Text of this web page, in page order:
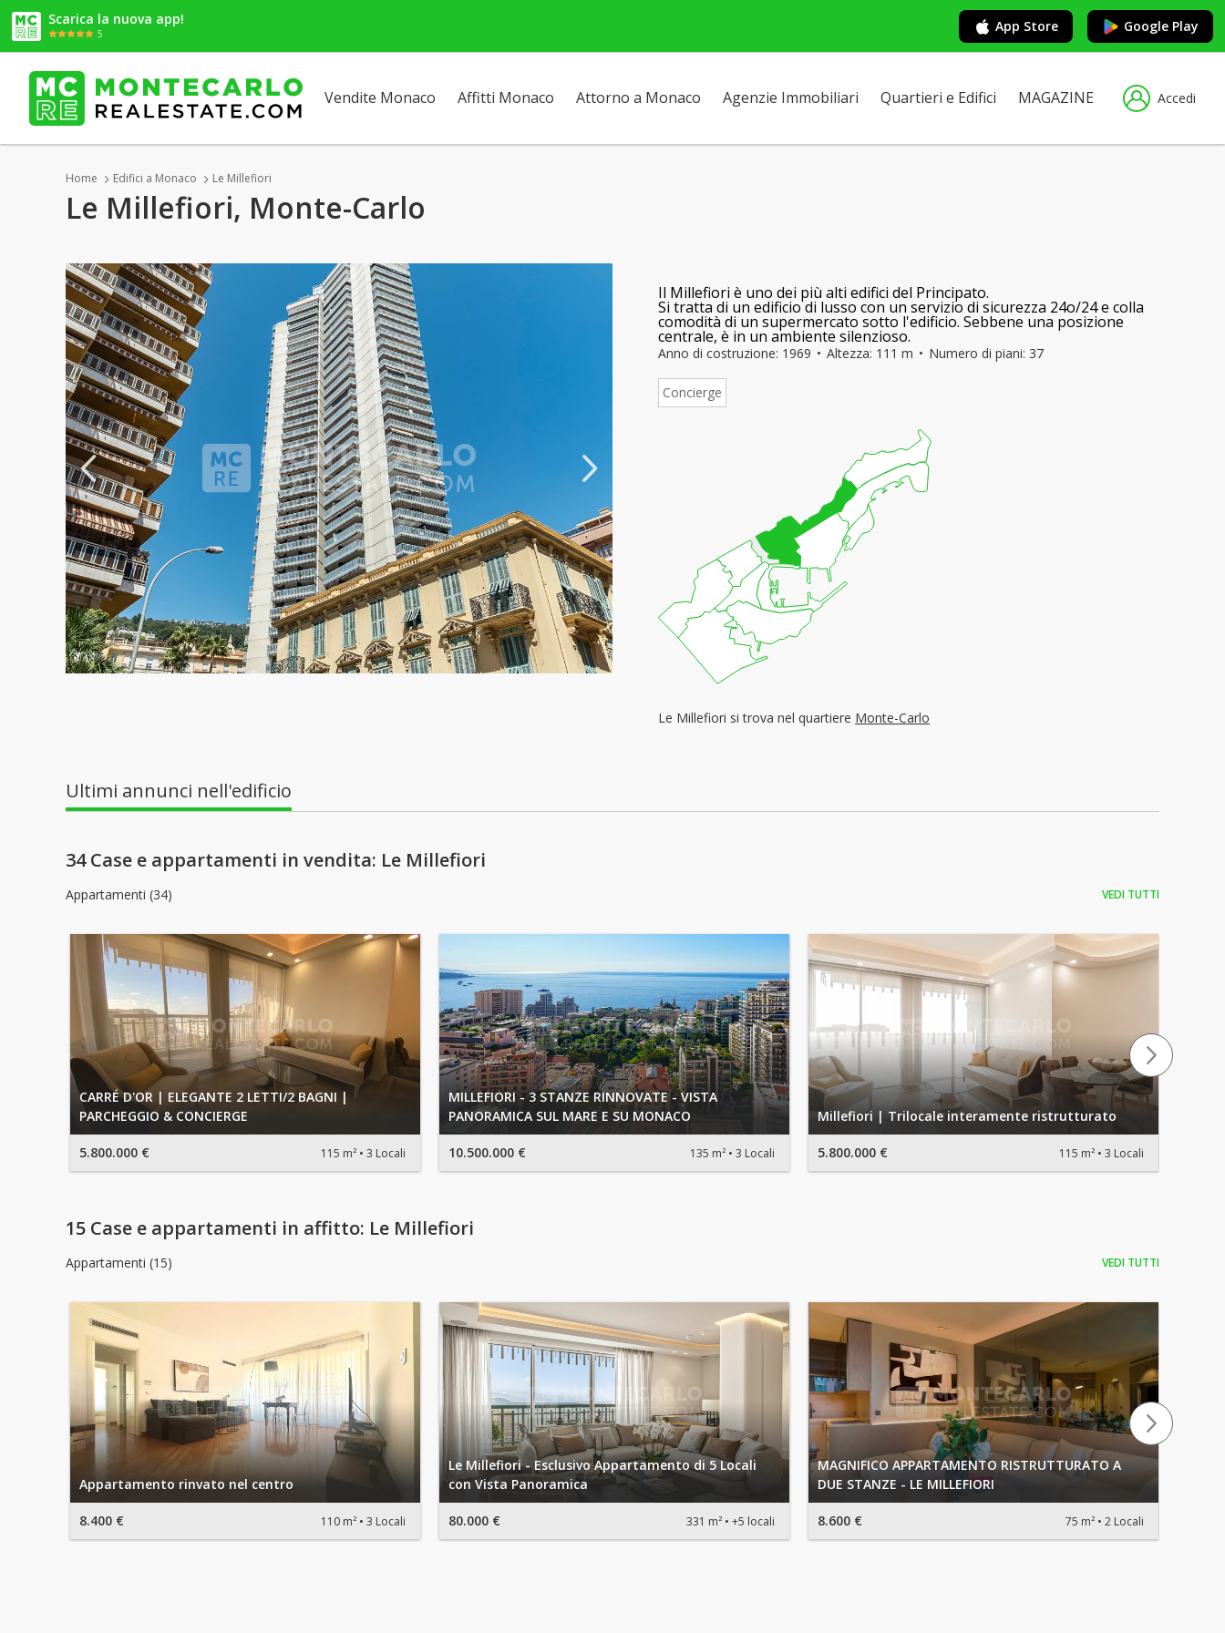
Scarica la nuova app!
5 App Store Google Play
Vendite Monaco Affitti Monaco Attorno a Monaco Agenzie Immobiliari Quartieri e Edifici MAGAZINE Accedi
Home Edifici a Monaco Le Millefiori
Le Millefiori, Monte-Carlo
Il Millefiori è uno dei più alti edifici del Principato.
Si tratta di un edificio di lusso con un servizio di sicurezza 24o/24 e colla
comodità di un supermercato sotto l'edificio. Sebbene una posizione
centrale, è in un ambiente silenzioso.
Anno di costruzione: 1969 Altezza: 111 m Numero di piani: 37
Concierge
Le Millefiori si trova nel quartiere Monte-Carlo
Ultimi annunci nell'edificio
34 Case e appartamenti in vendita: Le Millefiori
Appartamenti (34) VEDI TUTTI
CARRÉ D'OR | ELEGANTE 2 LETTI/2 BAGNI |
PARCHEGGIO & CONCIERGE
5.800.000 € 115 m² 3 Locali
MILLEFIORI - 3 STANZE RINNOVATE - VISTA
PANORAMICA SUL MARE E SU MONACO
10.500.000 € 135 m² 3 Locali
Millefiori | Trilocale interamente ristrutturato
5.800.000 € 115 m² 3 Locali
15 Case e appartamenti in affitto: Le Millefiori
Appartamenti (15) VEDI TUTTI
Appartamento rinvato nel centro
8.400 € 110 m² 3 Locali
Le Millefiori - Esclusivo Appartamento di 5 Locali
con Vista Panoramica
80.000 € 331 m² +5 locali
MAGNIFICO APPARTAMENTO RISTRUTTURATO A
DUE STANZE - LE MILLEFIORI
8.600 € 75 m² 2 Locali